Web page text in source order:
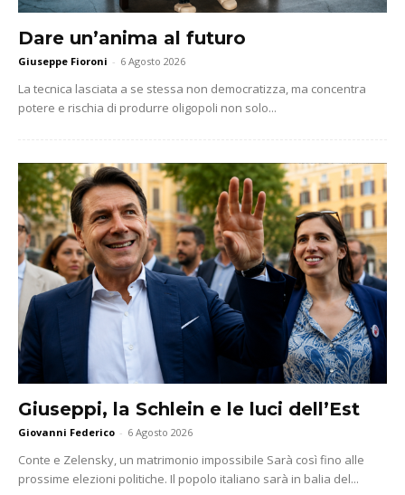
Dare un’anima al futuro
Giuseppe Fioroni - 6 Agosto 2026
La tecnica lasciata a se stessa non democratizza, ma concentra
potere e rischia di produrre oligopoli non solo...
Giuseppi, la Schlein e le luci dell’Est
Giovanni Federico - 6 Agosto 2026
Conte e Zelensky, un matrimonio impossibile Sarà così fino alle
prossime elezioni politiche. Il popolo italiano sarà in balia del...